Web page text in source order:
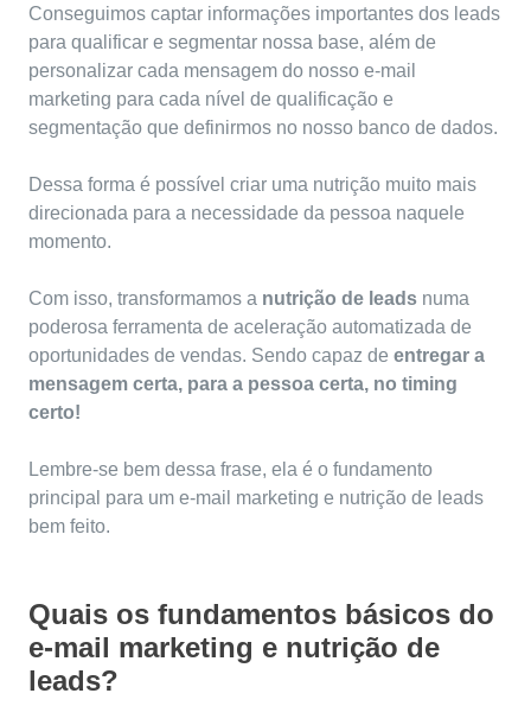
Conseguimos captar informações importantes dos leads
para qualificar e segmentar nossa base, além de
personalizar cada mensagem do nosso e-mail
marketing para cada nível de qualificação e
segmentação que definirmos no nosso banco de dados.
Dessa forma é possível criar uma nutrição muito mais
direcionada para a necessidade da pessoa naquele
momento.
Com isso, transformamos a nutrição de leads numa
poderosa ferramenta de aceleração automatizada de
oportunidades de vendas. Sendo capaz de entregar a
mensagem certa, para a pessoa certa, no timing
certo!
Lembre-se bem dessa frase, ela é o fundamento
principal para um e-mail marketing e nutrição de leads
bem feito.
Quais os fundamentos básicos do
e-mail marketing e nutrição de
leads?